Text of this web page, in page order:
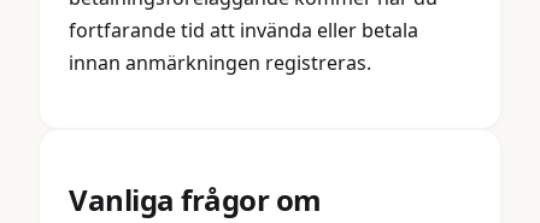
fortfarande tid att invända eller betala
innan anmärkningen registreras.
Vanliga frågor om